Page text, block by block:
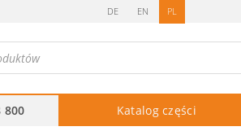
DE EN PL
800 Katalog części